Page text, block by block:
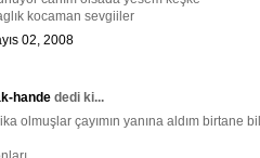
kocaman sevgiiler
02, 2008
hande dedi ki...
olmuşlar çayımın yanına aldım birtane